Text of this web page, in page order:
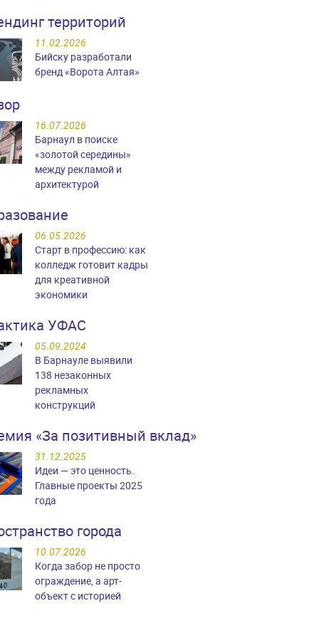
территорий
11.02.2026
Бийску разработали
бренд «Ворота Алтая»
16.07.2026
Барнаул в поиске
«золотой середины»
между рекламой и
архитектурой
06.05.2026
Старт в профессию: как
колледж готовит кадры
для креативной
экономики
УФАС
05.09.2024
В Барнауле выявили
138 незаконных
рекламных
конструкций
«За позитивный вклад»
31.12.2025
Идеи — это ценность.
Главные проекты 2025
года
города
10.07.2026
Когда забор не просто
ограждение, а арт-
объект с историей